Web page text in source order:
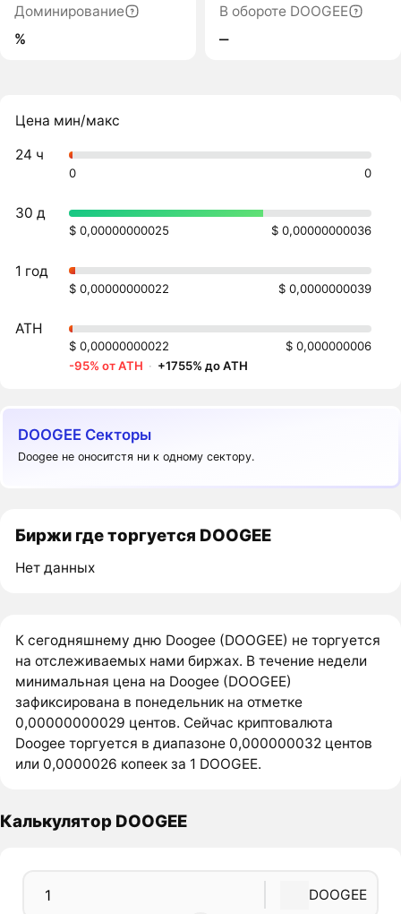
Доминирование
%
В обороте DOOGEE
‒
Цена мин/макс
24 ч
0 0
30 д
$ 0,00000000025 $ 0,00000000036
1 год
$ 0,00000000022 $ 0,0000000039
ATH
$ 0,00000000022
$ 0,000000006
-95% от ATH · +1755% до ATH
DOOGEE Секторы
Doogee не оноситстя ни к одному сектору.
Биржи где торгуется DOOGEE
Нет данных
К сегодняшнему дню Doogee (DOOGEE) не торгуется
на отслеживаемых нами биржах. В течение недели
минимальная цена на Doogee (DOOGEE)
зафиксирована в понедельник на отметке
0,00000000029 центов. Сейчас криптовалюта
Doogee торгуется в диапазоне 0,000000032 центов
или 0,0000026 копеек за 1 DOOGEE.
Калькулятор DOOGEE
DOOGEE